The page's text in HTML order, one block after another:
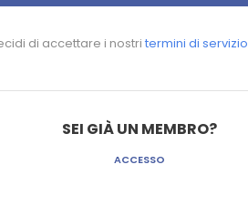
di accettare i nostri termini di servizio
SEI GIÀ UN MEMBRO?
ACCESSO